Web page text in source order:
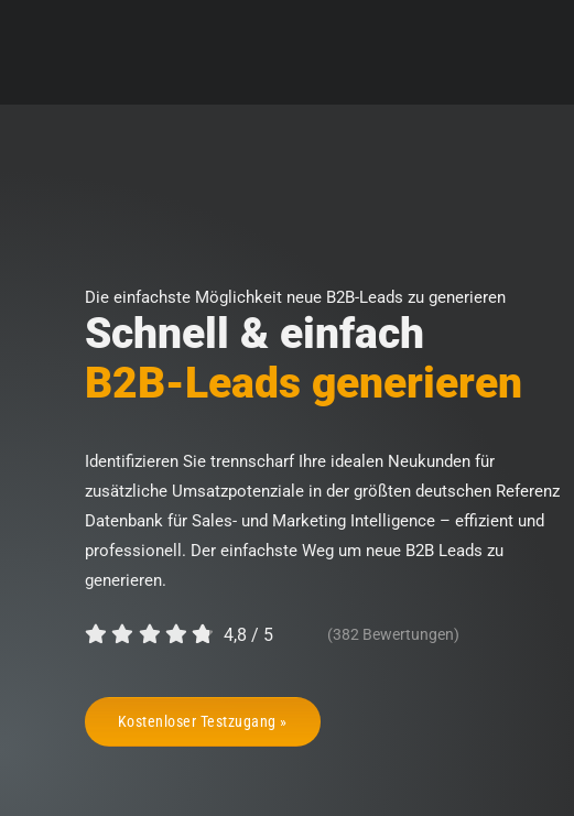
Die einfachste Möglichkeit neue B2B-Leads zu generieren
Schnell & einfach
B2B-Leads generieren
Identifizieren Sie trennscharf Ihre idealen Neukunden für
zusätzliche Umsatzpotenziale in der größten deutschen Referenz
Datenbank für Sales- und Marketing Intelligence – effizient und
professionell. Der einfachste Weg um neue B2B Leads zu
generieren.
4,8 / 5 (382 Bewertungen)
Kostenloser Testzugang »